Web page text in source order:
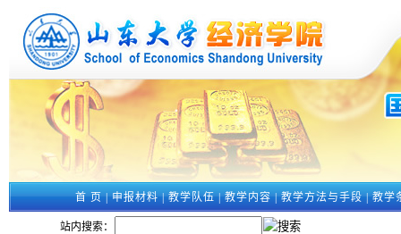
首 页|申报材料|教学队伍|教学内容|教学方法与手段|教学
站内搜索：